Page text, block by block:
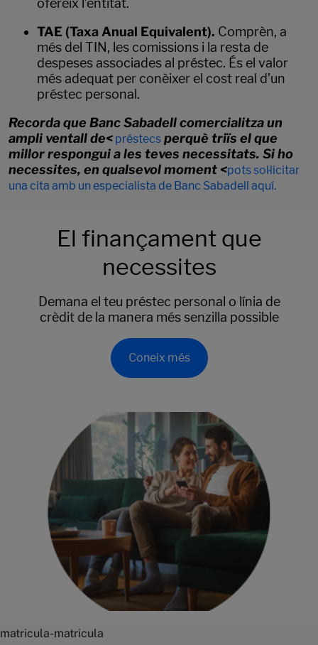
ofereix l’entitat.
TAE (Taxa Anual Equivalent). Comprèn, a
més del TIN, les comissions i la resta de
despeses associades al préstec. És el valor
més adequat per conèixer el cost real d’un
préstec personal.
Recorda que Banc Sabadell comercialitza un
ampli ventall de< préstecs perquè triïs el que
millor respongui a les teves necessitats. Si ho
necessites, en qualsevol moment <pots sol·licitar
una cita amb un especialista de Banc Sabadell aquí.
El finançament que
necessites
Demana el teu préstec personal o línia de
crèdit de la manera més senzilla possible
Coneix més
matricula-matricula